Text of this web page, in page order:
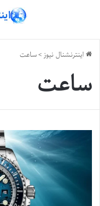
اینترنشنال نیوز>ساعت
ساعت